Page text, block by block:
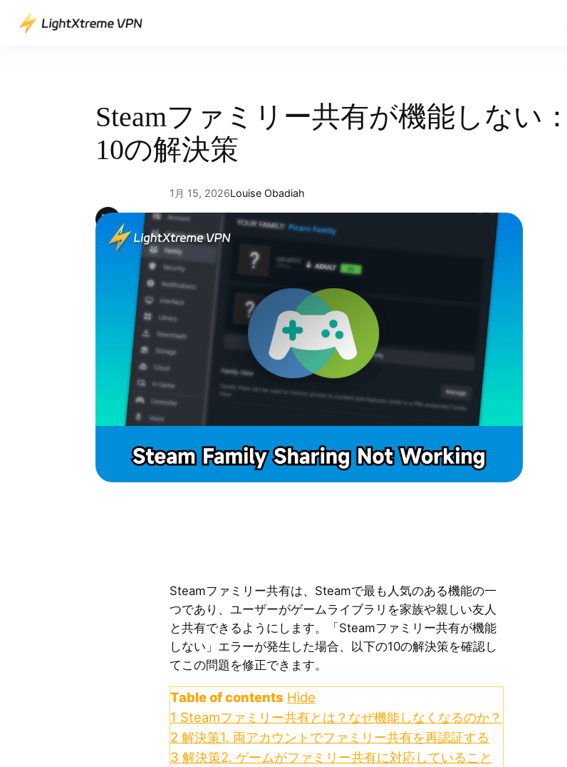
Steamファミリー共有が機能しない：
10の解決策
1月 15, 2026Louise Obadiah
Steamファミリー共有は、Steamで最も人気のある機能の一
つであり、ユーザーがゲームライブラリを家族や親しい友人
と共有できるようにします。「Steamファミリー共有が機能
しない」エラーが発生した場合、以下の10の解決策を確認し
てこの問題を修正できます。
Table of contents Hide
1 Steamファミリー共有とは？なぜ機能しなくなるのか？
2 解決策1. 両アカウントでファミリー共有を再認証する
3 解決策2. ゲームがファミリー共有に対応していること